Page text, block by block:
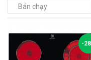
Bán chạy
-